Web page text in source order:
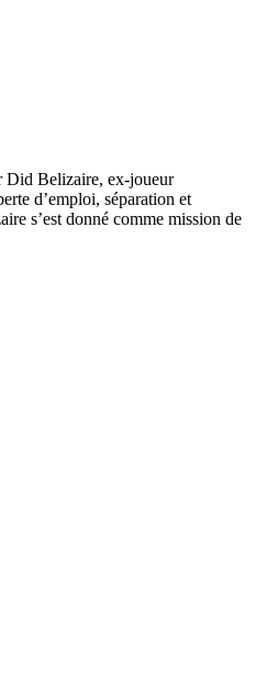
Did Belizaire, ex-joueur
d’emploi, séparation et
s’est donné comme mission de